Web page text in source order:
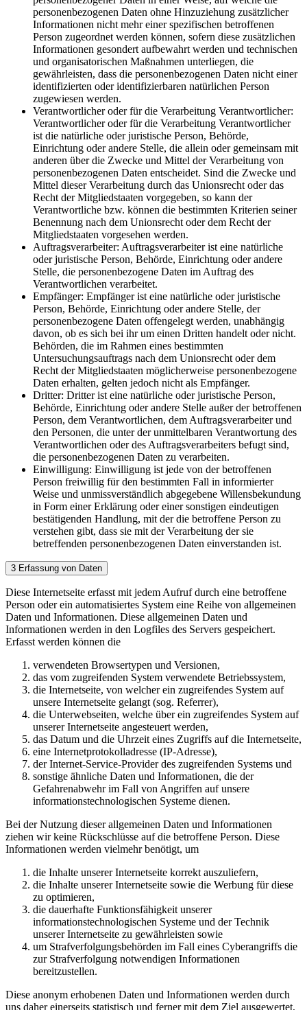
personenbezogenen Daten ohne Hinzuziehung zusätzlicher
Informationen nicht mehr einer spezifischen betroffenen
Person zugeordnet werden können, sofern diese zusätzlichen
Informationen gesondert aufbewahrt werden und technischen
und organisatorischen Maßnahmen unterliegen, die
gewährleisten, dass die personenbezogenen Daten nicht einer
identifizierten oder identifizierbaren natürlichen Person
zugewiesen werden.
Verantwortlicher oder für die Verarbeitung Verantwortlicher:
Verantwortlicher oder für die Verarbeitung Verantwortlicher
ist die natürliche oder juristische Person, Behörde,
Einrichtung oder andere Stelle, die allein oder gemeinsam mit
anderen über die Zwecke und Mittel der Verarbeitung von
personenbezogenen Daten entscheidet. Sind die Zwecke und
Mittel dieser Verarbeitung durch das Unionsrecht oder das
Recht der Mitgliedstaaten vorgegeben, so kann der
Verantwortliche bzw. können die bestimmten Kriterien seiner
Benennung nach dem Unionsrecht oder dem Recht der
Mitgliedstaaten vorgesehen werden.
Auftragsverarbeiter: Auftragsverarbeiter ist eine natürliche
oder juristische Person, Behörde, Einrichtung oder andere
Stelle, die personenbezogene Daten im Auftrag des
Verantwortlichen verarbeitet.
Empfänger: Empfänger ist eine natürliche oder juristische
Person, Behörde, Einrichtung oder andere Stelle, der
personenbezogene Daten offengelegt werden, unabhängig
davon, ob es sich bei ihr um einen Dritten handelt oder nicht.
Behörden, die im Rahmen eines bestimmten
Untersuchungsauftrags nach dem Unionsrecht oder dem
Recht der Mitgliedstaaten möglicherweise personenbezogene
Daten erhalten, gelten jedoch nicht als Empfänger.
Dritter: Dritter ist eine natürliche oder juristische Person,
Behörde, Einrichtung oder andere Stelle außer der betroffenen
Person, dem Verantwortlichen, dem Auftragsverarbeiter und
den Personen, die unter der unmittelbaren Verantwortung des
Verantwortlichen oder des Auftragsverarbeiters befugt sind,
die personenbezogenen Daten zu verarbeiten.
Einwilligung: Einwilligung ist jede von der betroffenen
Person freiwillig für den bestimmten Fall in informierter
Weise und unmissverständlich abgegebene Willensbekundung
in Form einer Erklärung oder einer sonstigen eindeutigen
bestätigenden Handlung, mit der die betroffene Person zu
verstehen gibt, dass sie mit der Verarbeitung der sie
betreffenden personenbezogenen Daten einverstanden ist.
3 Erfassung von Daten
Diese Internetseite erfasst mit jedem Aufruf durch eine betroffene
Person oder ein automatisiertes System eine Reihe von allgemeinen
Daten und Informationen. Diese allgemeinen Daten und
Informationen werden in den Logfiles des Servers gespeichert.
Erfasst werden können die
verwendeten Browsertypen und Versionen,
das vom zugreifenden System verwendete Betriebssystem,
die Internetseite, von welcher ein zugreifendes System auf
unsere Internetseite gelangt (sog. Referrer),
die Unterwebseiten, welche über ein zugreifendes System auf
unserer Internetseite angesteuert werden,
das Datum und die Uhrzeit eines Zugriffs auf die Internetseite,
eine Internetprotokolladresse (IP-Adresse),
der Internet-Service-Provider des zugreifenden Systems und
sonstige ähnliche Daten und Informationen, die der
Gefahrenabwehr im Fall von Angriffen auf unsere
informationstechnologischen Systeme dienen.
Bei der Nutzung dieser allgemeinen Daten und Informationen
ziehen wir keine Rückschlüsse auf die betroffene Person. Diese
Informationen werden vielmehr benötigt, um
die Inhalte unserer Internetseite korrekt auszuliefern,
die Inhalte unserer Internetseite sowie die Werbung für diese
zu optimieren,
die dauerhafte Funktionsfähigkeit unserer
informationstechnologischen Systeme und der Technik
unserer Internetseite zu gewährleisten sowie
um Strafverfolgungsbehörden im Fall eines Cyberangriffs die
zur Strafverfolgung notwendigen Informationen
bereitzustellen.
Diese anonym erhobenen Daten und Informationen werden durch
uns daher einerseits statistisch und ferner mit dem Ziel ausgewertet,